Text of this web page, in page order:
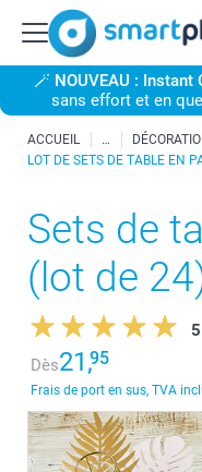
🪄 NOUVEAU : Instant
sans effort et en
ACCUEIL
LOT DE SETS DE TABLE EN
Sets de
(lot de
Dès21,95
Frais de port en sus, TVA